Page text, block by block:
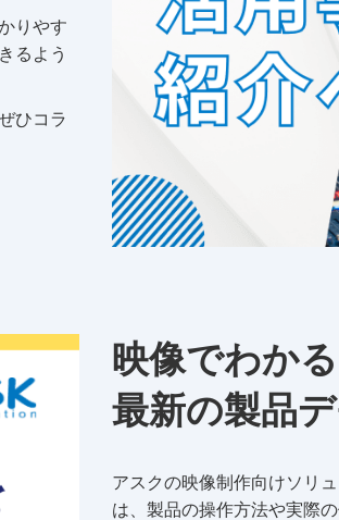
りやす
るよう
ひコラ
映像でわか
最新の製品
アスクの映像制作向けソリ
は、製品の操作方法や実際